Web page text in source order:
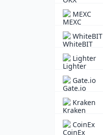
MEXC
WhiteBIT
Lighter
Gate.io
Kraken
CoinEx